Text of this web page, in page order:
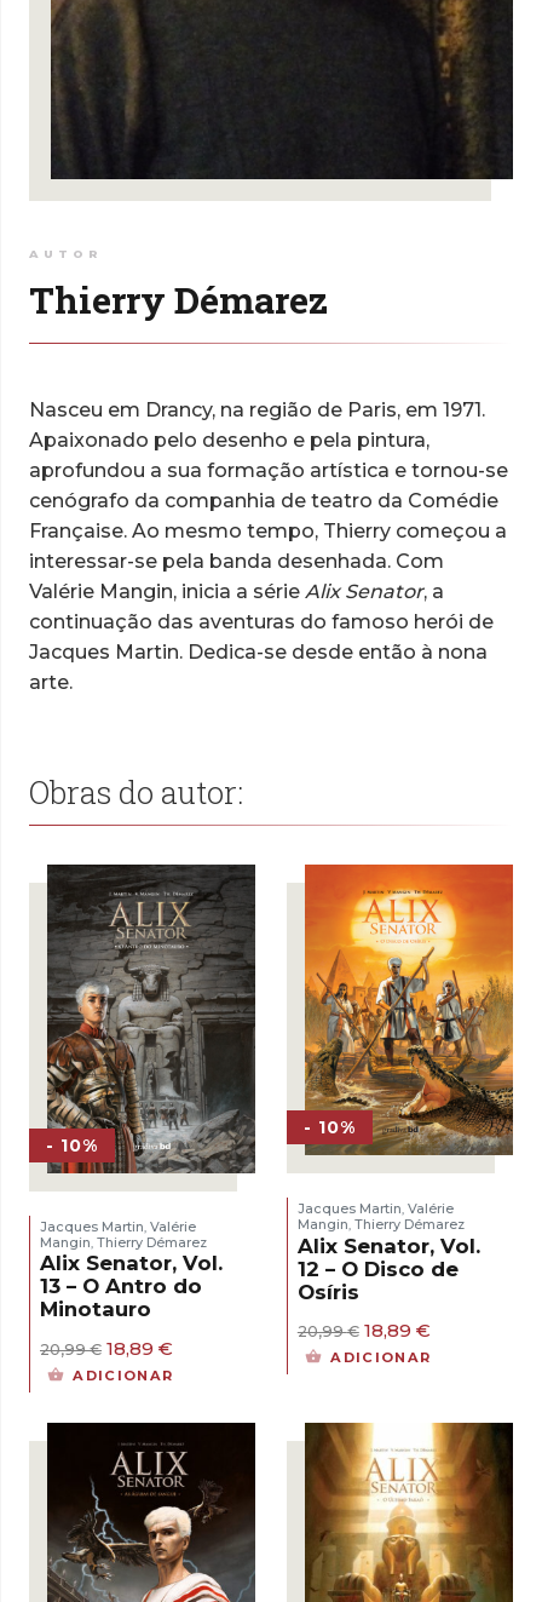
AUTOR
Thierry Démarez
Nasceu em Drancy, na região de Paris, em 1971.
Apaixonado pelo desenho e pela pintura,
aprofundou a sua formação artística e tornou-se
cenógrafo da companhia de teatro da Comédie
Française. Ao mesmo tempo, Thierry começou a
interessar-se pela banda desenhada. Com
Valérie Mangin, inicia a série Alix Senator, a
continuação das aventuras do famoso herói de
Jacques Martin. Dedica-se desde então à nona
arte.
Obras do autor:
- 10%
Jacques Martin Valérie
Mangin Thierry Démarez
Alix Senator, Vol.
13 – O Antro do
Minotauro
20,99€ O
preço
original
20,99 €.
18,89 €
18,89 €.
ADICIONAR
- 10%
Jacques Martin Valérie
Mangin Thierry Démarez
Alix Senator, Vol.
12 – O Disco de
Osíris
20,99€ O
preço
18,89 €O
preço
ADICIONAR